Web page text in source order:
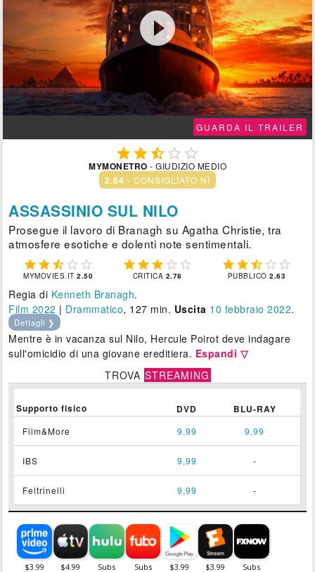

GUARDA IL TRAILER
  
MYMONETRO - GIUDIZIO MEDIO
2.64 - CONSIGLIATO NÌ
ASSASSINIO SUL NILO
Prosegue il lavoro di Branagh su Agatha Christie, tra
atmosfere esotiche e dolenti note sentimentali.
    
MYMOVIES.IT2.50
    
CRITICA 2.78
    
PUBBLICO2.63
Regia di Kenneth Branagh.
Film 2022 | Drammatico, 127 min. Uscita 10 febbraio 2022.
Dettagli ❯
Mentre è in vacanza sul Nilo, Hercule Poirot deve indagare
sull'omicidio di una giovane ereditiera. Espandi ▽
TROVA STREAMING
Supporto fisico DVD BLU-RAY
Film&More 9,99 9,99
IBS 9,99 -
Feltrinelli 9,99 -